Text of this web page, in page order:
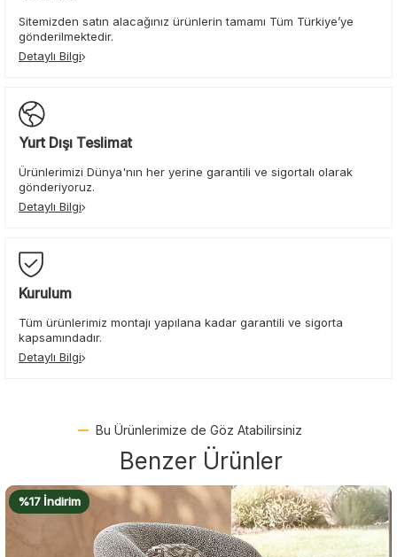
Sitemizden satın alacağınız ürünlerin tamamı Tüm Türkiye’ye
gönderilmektedir.
Detaylı Bilgi
Yurt Dışı Teslimat
Ürünlerimizi Dünya'nın her yerine garantili ve sigortalı olarak
gönderiyoruz.
Detaylı Bilgi
Kurulum
Tüm ürünlerimiz montajı yapılana kadar garantili ve sigorta
kapsamındadır.
Detaylı Bilgi
Bu Ürünlerimize de Göz Atabilirsiniz
Benzer Ürünler
%16 İndirim